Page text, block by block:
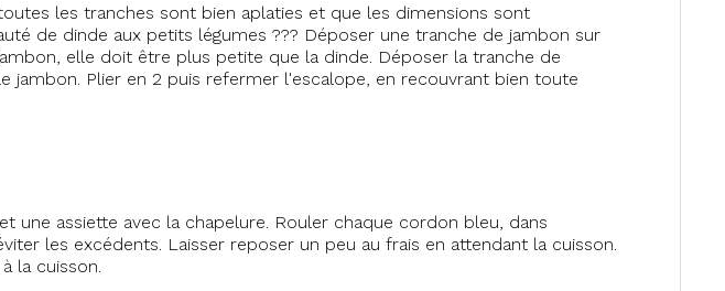
les tranches sont bien aplaties et que les dimensions sont
de dinde aux petits légumes ??‍? Déposer une tranche de jambon sur
elle doit être plus petite que la dinde. Déposer la tranche de
Plier en 2 puis refermer l'escalope, en recouvrant bien toute
une assiette avec la chapelure. Rouler chaque cordon bleu, dans
les excédents. Laisser reposer un peu au frais en attendant la cuisson.
la cuisson.